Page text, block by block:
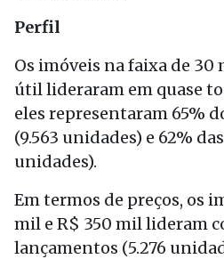
Perfil
Os imóveis na faixa de 30
útil lideraram em quase
eles representaram 65%
(9.563 unidades) e 62%
unidades).
Em termos de preços, os
mil e R$ 350 mil lideram
lançamentos (5.276